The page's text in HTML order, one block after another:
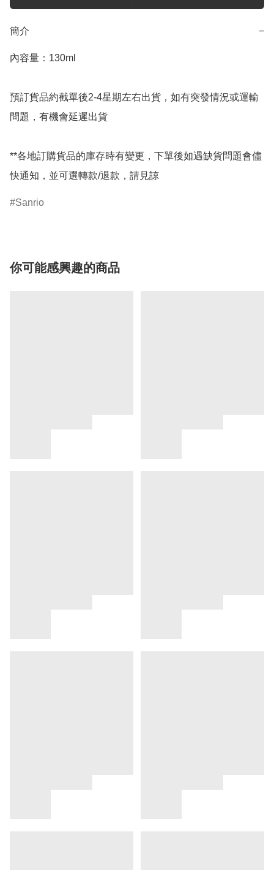
簡介 −
內容量：130ml
預訂貨品約截單後2-4星期左右出貨，如有突發情況或運輸
問題，有機會延遲出貨
**各地訂購貨品的庫存時有變更，下單後如遇缺貨問題會儘
快通知，並可選轉款/退款，請見諒
Sanrio
你可能感興趣的商品